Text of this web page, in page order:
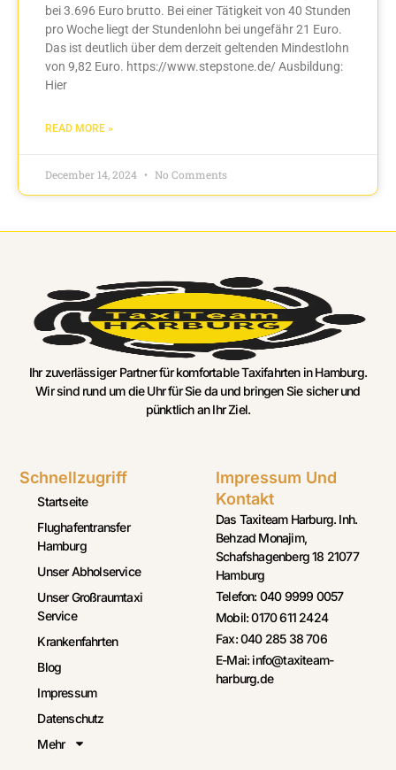
bei 3.696 Euro brutto. Bei einer Tätigkeit von 40 Stunden
pro Woche liegt der Stundenlohn bei ungefähr 21 Euro.
Das ist deutlich über dem derzeit geltenden Mindestlohn
von 9,82 Euro. https://www.stepstone.de/ Ausbildung:
Hier
READ MORE »
December 14, 2024 No Comments
Ihr zuverlässiger Partner für komfortable Taxifahrten in Hamburg.
Wir sind rund um die Uhr für Sie da und bringen Sie sicher und
pünktlich an Ihr Ziel.
Schnellzugriff
Startseite
Flughafentransfer
Hamburg
Unser Abholservice
Unser Großraumtaxi
Service
Krankenfahrten
Blog
Impressum
Datenschutz
Mehr
Impressum Und
Kontakt
Das Taxiteam Harburg. Inh.
Behzad Monajim,
Schafshagenberg 18 21077
Hamburg
Telefon: 040 9999 0057
Mobil: 0170 611 2424
Fax: 040 285 38 706
E-Mai: info@taxiteam-
harburg.de